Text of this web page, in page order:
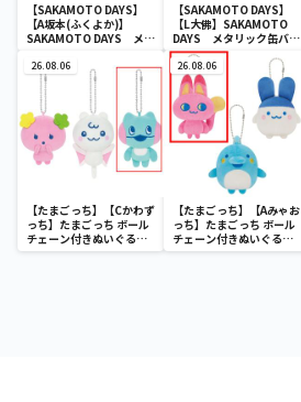
【SAKAMOTO DAYS】
【A坂本(ふくよか)】
SAKAMOTO DAYS メタ
【SAKAMOTO DAYS】
【L大佛】SAKAMOTO
DAYS メタリック缶バッ
ジ
26.08.06
【たまごっち】【Cかわず
っち】たまごっち ボール
チェーン付きぬいぐるみ
～Tamagotchi
26.08.06
【たまごっち】【Aみゃお
っち】たまごっち ボール
チェーン付きぬいぐるみ
～Tamagotchi